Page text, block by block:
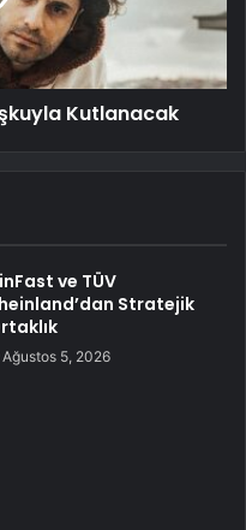
Kutlanacak
ve TÜV
Stratejik
Ağustos 5, 2026